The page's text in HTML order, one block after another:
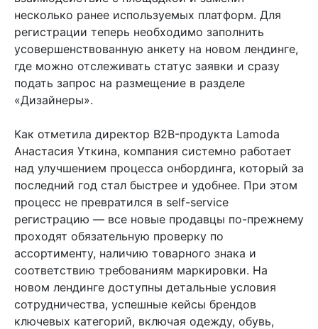
несколько ранее используемых платформ. Для
регистрации теперь необходимо заполнить
усовершенствованную анкету на новом лендинге,
где можно отслеживать статус заявки и сразу
подать запрос на размещение в разделе
«Дизайнеры».
Как отметила директор B2B-продукта Lamoda
Анастасия Уткина, компания системно работает
над улучшением процесса онбординга, который за
последний год стал быстрее и удобнее. При этом
процесс не превратился в self-service
регистрацию — все новые продавцы по-прежнему
проходят обязательную проверку по
ассортименту, наличию товарного знака и
соответствию требованиям маркировки. На
новом лендинге доступны детальные условия
сотрудничества, успешные кейсы брендов
ключевых категорий, включая одежду, обувь,